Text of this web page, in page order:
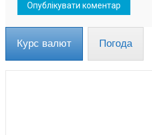
Курс валют Погода